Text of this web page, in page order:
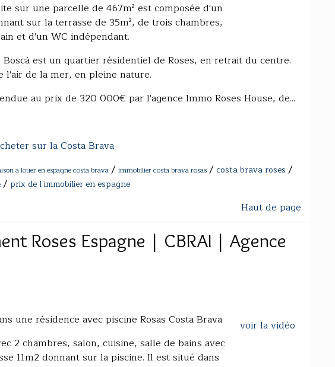
sur une parcelle de 467m² est composée d'un
sur la terrasse de 35m², de trois chambres,
et d'un WC indépendant.
est un quartier résidentiel de Roses, en retrait du centre.
l'air de la mer, en pleine nature.
au prix de 320 000€ par l'agence Immo Roses House, de...
sur la Costa Brava
a louer en espagne costa brava / immobilier costa brava rosas / costa brava roses /
/ prix de l immobilier en espagne
Haut de page
Roses Espagne | CBRAI | Agence
voir la vidéo
une résidence avec piscine Rosas Costa Brava
2 chambres, salon, cuisine, salle de bains avec
11m2 donnant sur la piscine. Il est situé dans